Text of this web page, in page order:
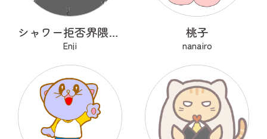
シャワー拒否界隈の子猫 ノワ
Enji
桃子
nanairo